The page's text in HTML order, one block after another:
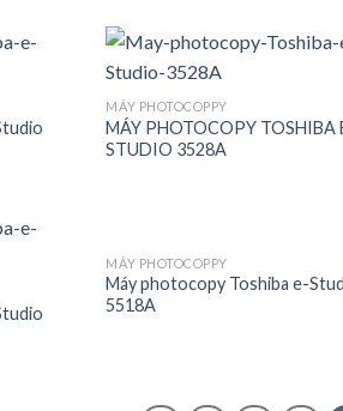
MÁY PHOTOCOPPY
MÁY PHOTOCOPY TOSHIBA
STUDIO 3528A
MÁY PHOTOCOPPY
Máy photocopy Toshiba e-
5518A